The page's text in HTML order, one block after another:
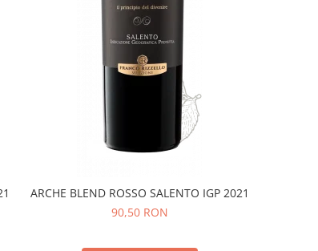
ARCHE BLEND ROSSO SALENTO IGP 2021
90,50 RON